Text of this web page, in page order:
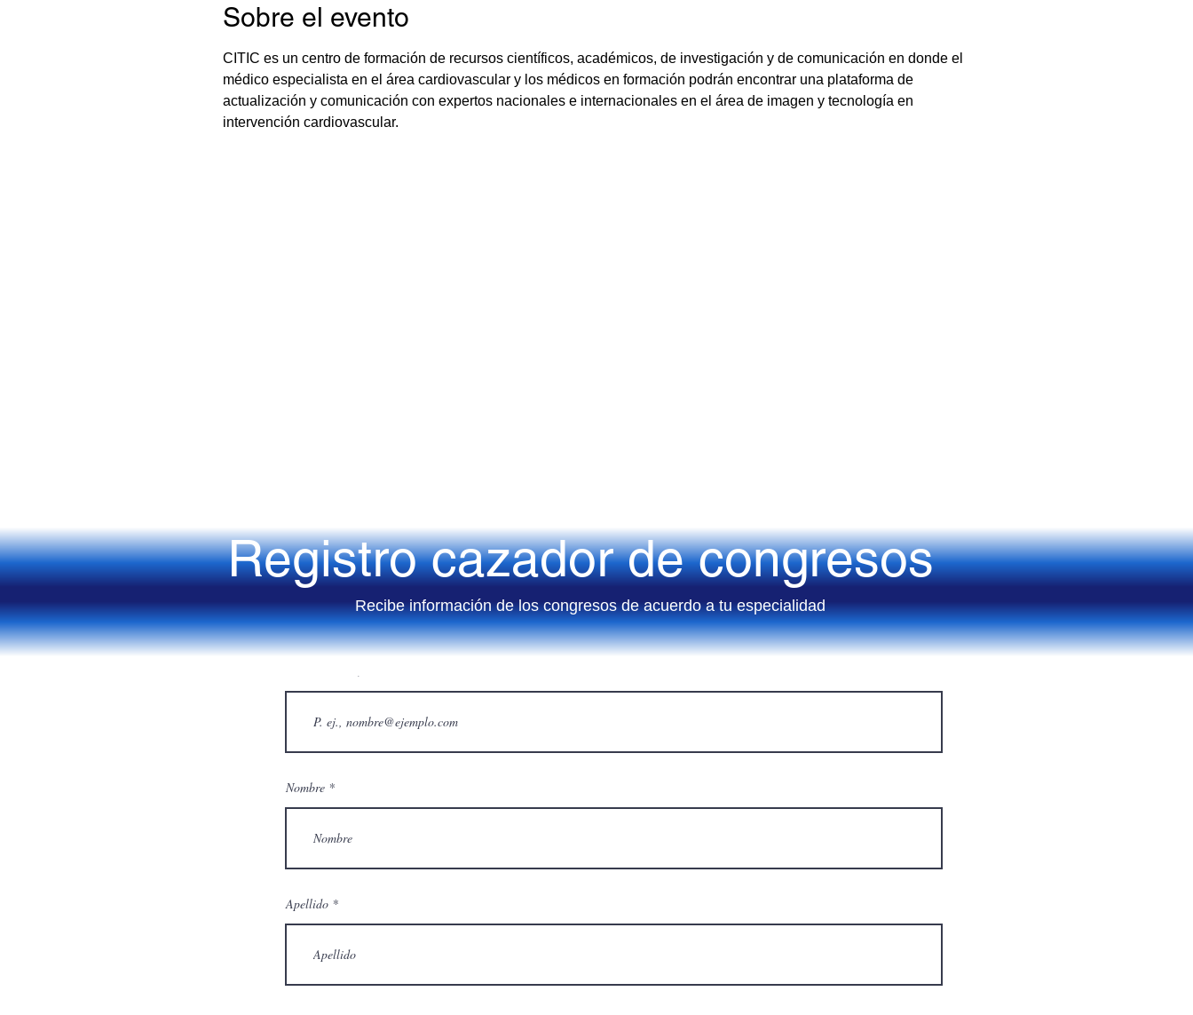
Sobre el evento
CITIC es un centro de formación de recursos científicos, académicos, de investigación y de comunicación en donde el
médico especialista en el área cardiovascular y los médicos en formación podrán encontrar una plataforma de
actualización y comunicación con expertos nacionales e internacionales en el área de imagen y tecnología en
intervención cardiovascular.
Nombre
Apellido
Registro cazador de congresos
Recibe información de los congresos de acuerdo a tu especialidad